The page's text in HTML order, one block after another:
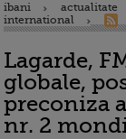
ibani
actualitate
international
Lagarde,
globale,
preconiza
nr. 2